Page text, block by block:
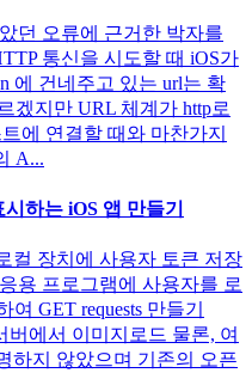
던 오류에 근거한 박자를
통신을 시도할 때 iOS가
에 건네주고 있는 url는 확
지만 URL 체계가 http로
에 연결할 때와 마찬가지
A...
하는 iOS 앱 만들기
컬 장치에 사용자 토큰 저장
용 프로그램에 사용자를 로
GET requests 만들기
버에서 이미지로드 물론, 여
하지 않았으며 기존의 오픈